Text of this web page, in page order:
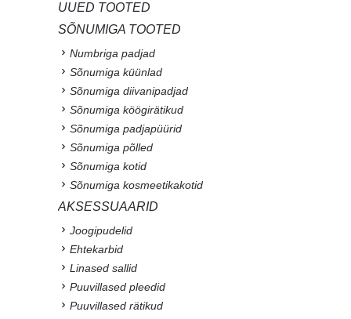
UUED TOOTED
SÕNUMIGA TOOTED
Numbriga padjad
Sõnumiga küünlad
Sõnumiga diivanipadjad
Sõnumiga köögirätikud
Sõnumiga padjapüürid
Sõnumiga põlled
Sõnumiga kotid
Sõnumiga kosmeetikakotid
AKSESSUAARID
Joogipudelid
Ehtekarbid
Linased sallid
Puuvillased pleedid
Puuvillased rätikud